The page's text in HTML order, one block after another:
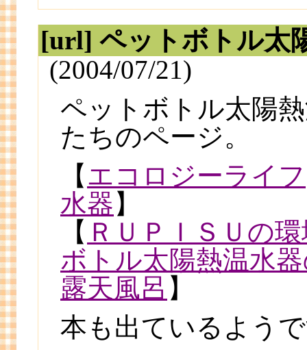
[url] ペットボトル太
(2004/07/21)
ペットボトル太陽
たちのページ。
【エコロジーライフ
水器】
【 ＲＵＰＩＳＵの
ボトル太陽熱温水
露天風呂 】
本も出ているよう